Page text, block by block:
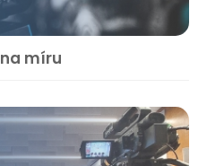
míru